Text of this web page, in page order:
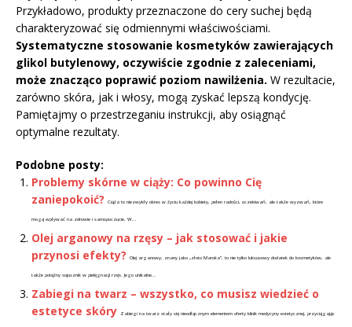
Przykładowo, produkty przeznaczone do cery suchej będą
charakteryzować się odmiennymi właściwościami.
Systematyczne stosowanie kosmetyków zawierających
glikol butylenowy, oczywiście zgodnie z zaleceniami,
może znacząco poprawić poziom nawilżenia. W rezultacie,
zarówno skóra, jak i włosy, mogą zyskać lepszą kondycję.
Pamiętajmy o przestrzeganiu instrukcji, aby osiągnąć
optymalne rezultaty.
Podobne posty:
Problemy skórne w ciąży: Co powinno Cię
zaniepokoić?
Ciąża to niezwykły okres w życiu każdej kobiety, pełen radości, oczekiwań, ale także wyzwań, które
mogą wpływać na zdrowie i samopoczucie. W...
Olej arganowy na rzęsy – jak stosować i jakie
przynosi efekty?
Olej arganowy, znany jako „złoto Maroka”, to nie tylko luksusowy dodatek do kosmetyków, ale
także potężny sojusznik w pielęgnacji rzęs. Jego unikalne...
Zabiegi na twarz – wszystko, co musisz wiedzieć o
estetyce skóry
Zabiegi na twarz stały się nieodłącznym elementem oferty klinik medycyny estetycznej, przyciągając